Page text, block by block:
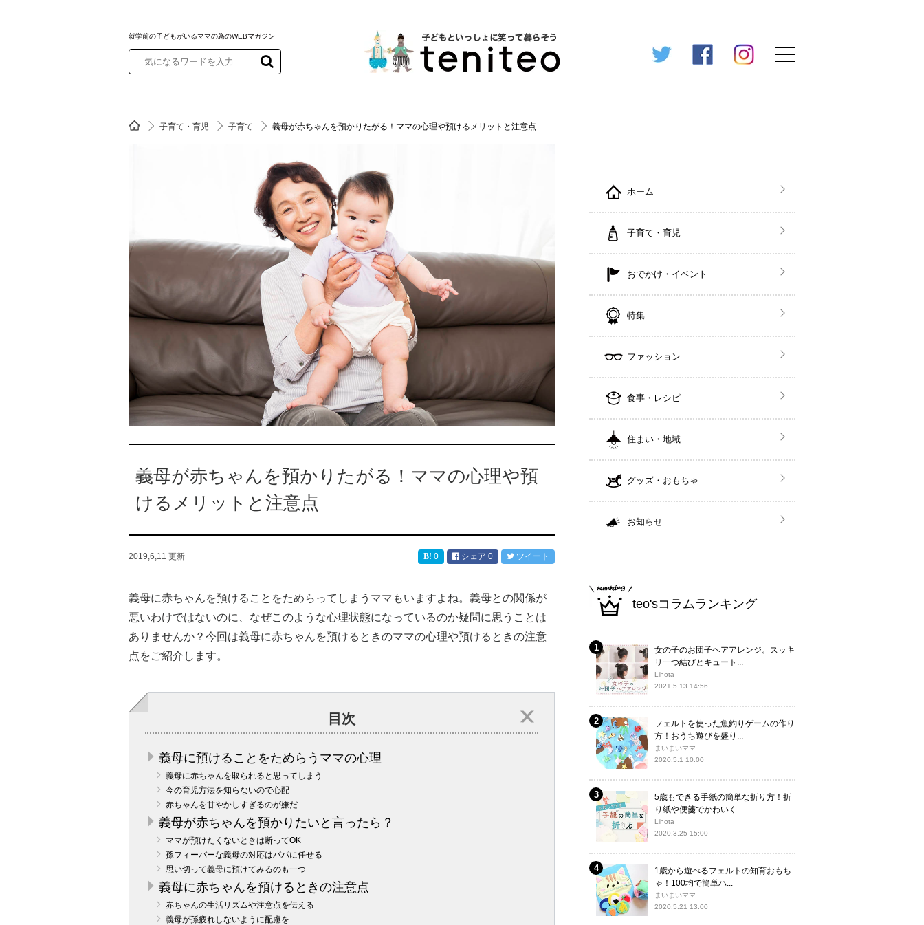
就学前の子どもがいるママの為のWEBマガジン
子育て・育児 子育て 義母が赤ちゃんを預かりたがる！ママの心理や預けるメリットと注意点
義母が赤ちゃんを預かりたがる！ママの心理や預
けるメリットと注意点
2019,6,11 更新 0 シェア 0 ツイート
義母に赤ちゃんを預けることをためらってしまうママもいますよね。義母との関係が
悪いわけではないのに、なぜこのような心理状態になっているのか疑問に思うことは
ありませんか？今回は義母に赤ちゃんを預けるときのママの心理や預けるときの注意
点をご紹介します。
目次
義母に預けることをためらうママの心理
義母に赤ちゃんを取られると思ってしまう
今の育児方法を知らないので心配
赤ちゃんを甘やかしすぎるのが嫌だ
義母が赤ちゃんを預かりたいと言ったら？
ママが預けたくないときは断ってOK
孫フィーバーな義母の対応はパパに任せる
思い切って義母に預けてみるのも一つ
義母に赤ちゃんを預けるときの注意点
赤ちゃんの生活リズムや注意点を伝える
義母が孫疲れしないように配慮を
ホーム
子育て・育児
おでかけ・イベント
特集
ファッション
食事・レシピ
住まい・地域
グッズ・おもちゃ
お知らせ
teo'sコラムランキング
女の子のお団子ヘアアレンジ。スッキ
リ一つ結びとキュート...
Lihota
2021.5.13 14:56
フェルトを使った魚釣りゲームの作り
方！おうち遊びを盛り...
まいまいママ
2020.5.1 10:00
5歳もできる手紙の簡単な折り方！折
り紙や便箋でかわいく...
Lihota
2020.3.25 15:00
1歳から遊べるフェルトの知育おもち
ゃ！100均で簡単ハ...
まいまいママ
2020.5.21 13:00